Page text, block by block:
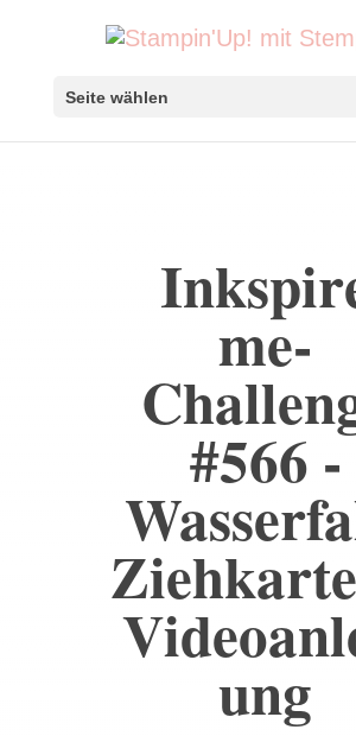
Seite wählen
me-
#566 -
ung